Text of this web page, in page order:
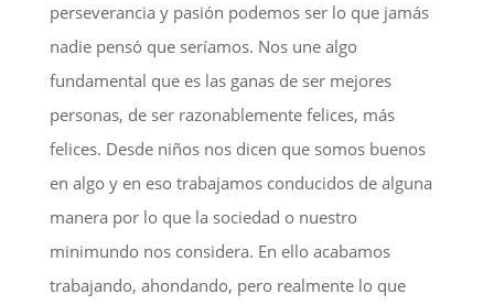
perseverancia y pasión podemos ser lo que jamás
nadie pensó que seríamos. Nos une algo
fundamental que es las ganas de ser mejores
personas, de ser razonablemente felices, más
felices. Desde niños nos dicen que somos buenos
en algo y en eso trabajamos conducidos de alguna
manera por lo que la sociedad o nuestro
minimundo nos considera. En ello acabamos
trabajando, ahondando, pero realmente lo que